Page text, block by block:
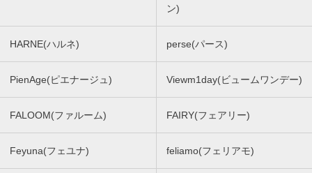
ン)
HARNE(ハルネ) perse(パース)
PienAge(ピエナージュ) Viewm1day(ビュームワンデー)
FALOOM(ファルーム) FAIRY(フェアリー)
Feyuna(フェユナ) feliamo(フェリアモ)